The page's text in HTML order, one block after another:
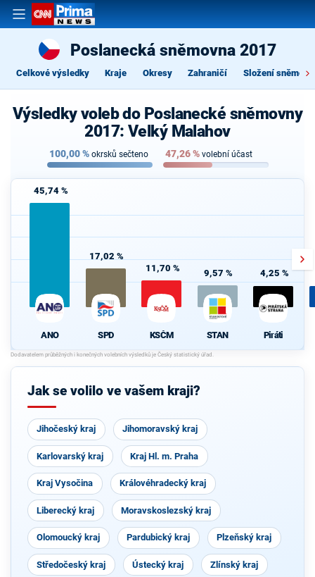
Poslanecká sněmovna 2017
Celkové výsledky Kraje Okresy Zahraničí Složení
Výsledky voleb do Poslanecké sněmovny
2017: Velký Malahov
100,00% okrsků sečteno 47,26% volební účast
45,74 %
ANO
17,02 %
SPD
11,70 %
KSČM
9,57 %
STAN
4,25 %
Piráti
Jak se volilo ve vašem kraji?
Jihočeský kraj Jihomoravský kraj
Karlovarský kraj Kraj Hl. m. Praha
Kraj Vysočina Královéhradecký kraj
Liberecký kraj Moravskoslezský kraj
Olomoucký kraj Pardubický kraj Plzeňský kraj
Středočeský kraj Ústecký kraj Zlínský kraj